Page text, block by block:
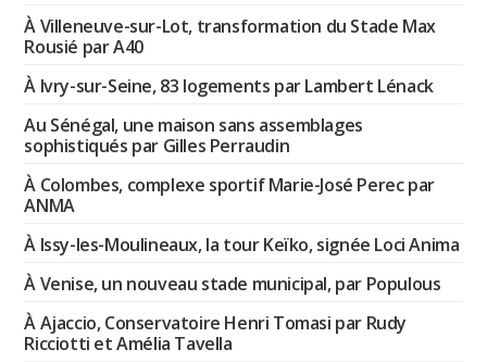
À Villeneuve-sur-Lot, transformation du Stade Max
Rousié par A40
À Ivry-sur-Seine, 83 logements par Lambert Lénack
Au Sénégal, une maison sans assemblages
sophistiqués par Gilles Perraudin
À Colombes, complexe sportif Marie-José Perec par
ANMA
À Issy-les-Moulineaux, la tour Keïko, signée Loci Anima
À Venise, un nouveau stade municipal, par Populous
À Ajaccio, Conservatoire Henri Tomasi par Rudy
Ricciotti et Amélia Tavella